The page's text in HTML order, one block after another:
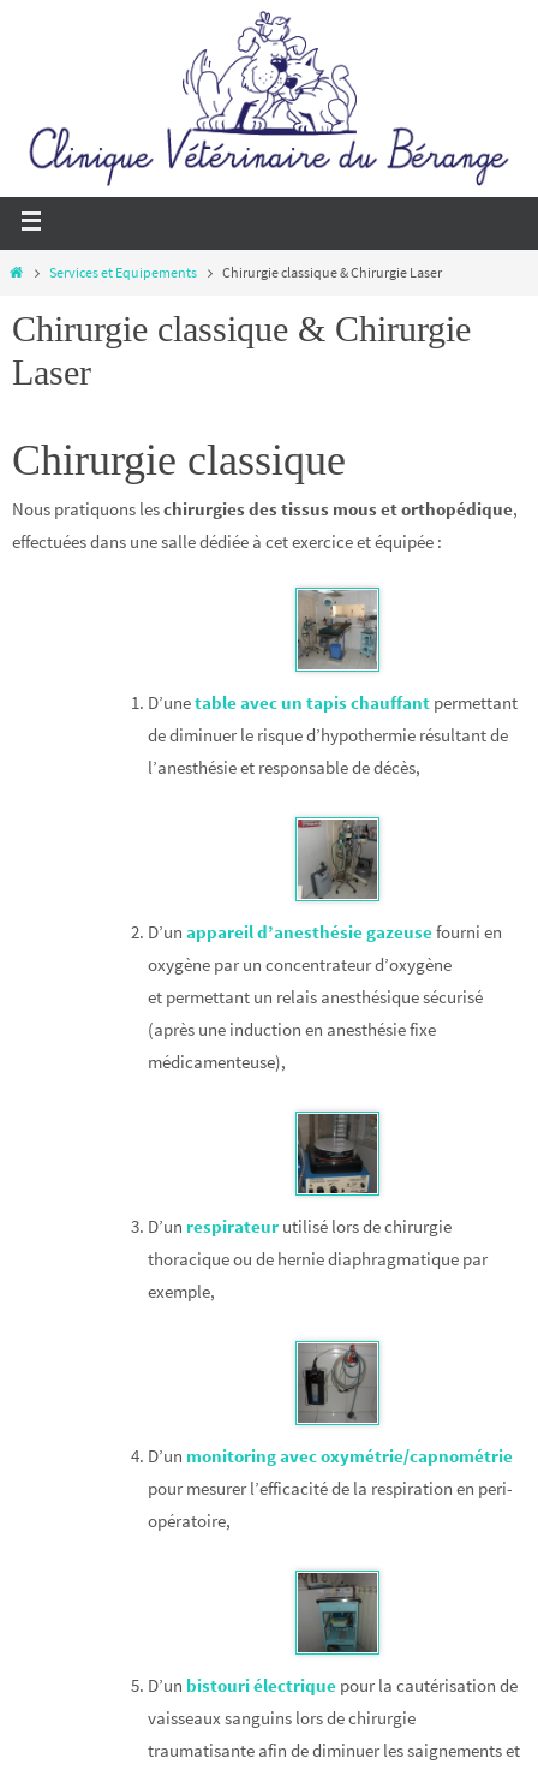
HomeServices et Equipements Chirurgie classique & Chirurgie Laser
Chirurgie classique & Chirurgie
Laser
Chirurgie classique
Nous pratiquons leschirurgies des tissus mous et orthopédique,
effectuées dans une salle dédiée à cet exercice et équipée :
D’unetable avec un tapis chauffant permettant
de diminuer le risque d’hypothermie résultant de
l’anesthésie et responsable de décès,
D’unappareil d’anesthésie gazeusefourni en
oxygène par un concentrateur d’oxygène
et permettant un relais anesthésique sécurisé
(après une induction en anesthésie fixe
médicamenteuse),
D’un respirateur utilisé lors de chirurgie
thoracique ou de hernie diaphragmatique par
exemple,
D’un monitoring avec oxymétrie/capnométrie
pour mesurer l’efficacité de la respiration en peri-
opératoire,
D’un bistouri électrique pour la cautérisation de
vaisseaux sanguins lors de chirurgie
traumatisante afin de diminuer les saignements et